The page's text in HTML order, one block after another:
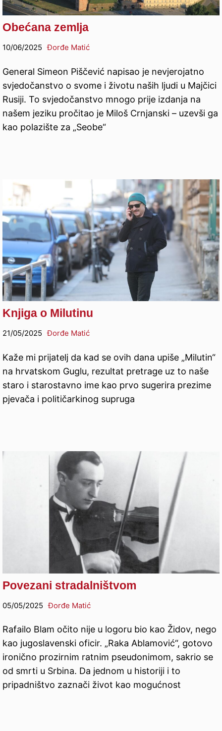
Obećana zemlja
10/06/2025 Đorđe Matić
General Simeon Piščević napisao je nevjerojatno
svjedočanstvo o svome i životu naših ljudi u Majčici
Rusiji. To svjedočanstvo mnogo prije izdanja na
našem jeziku pročitao je Miloš Crnjanski – uzevši ga
kao polazište za „Seobe“
Knjiga o Milutinu
21/05/2025 Đorđe Matić
Kaže mi prijatelj da kad se ovih dana upiše „Milutin“
na hrvatskom Guglu, rezultat pretrage uz to naše
staro i starostavno ime kao prvo sugerira prezime
pjevača i političarkinog supruga
Povezani stradalništvom
05/05/2025 Đorđe Matić
Rafailo Blam očito nije u logoru bio kao Židov, nego
kao jugoslavenski oficir. „Raka Ablamović“, gotovo
ironično prozirnim ratnim pseudonimom, sakrio se
od smrti u Srbina. Da jednom u historiji i to
pripadništvo zaznači život kao mogućnost